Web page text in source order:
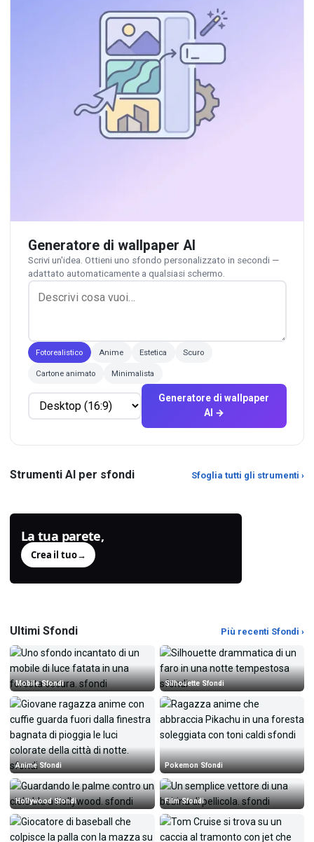
Generatore di wallpaper AI
Scrivi un'idea. Ottieni uno sfondo personalizzato in secondi —
adattato automaticamente a qualsiasi schermo.
Fotorealistico Anime Estetica Scuro
Cartone animato Minimalista
Generatore di wallpaper
AI →
Strumenti AI per sfondi Sfoglia tutti gli strumenti ›
Ripristina la nitidezza in foto
leggermente sfocate, leggermente
qualità regolabile.
La tua parete,
Crea il tuo→
Ultimi Sfondi Più recenti Sfondi ›
Mobile Sfondi Silhouette Sfondi
Anime Sfondi Pokemon Sfondi
Hollywood Sfondi Film Sfondi